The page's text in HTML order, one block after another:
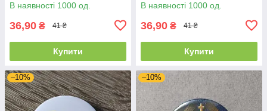
В наявності 1000 од.
36,90 ₴ 41 ₴
Купити
В наявності 1000 од.
36,90 ₴ 41 ₴
Купити
–10% –10%